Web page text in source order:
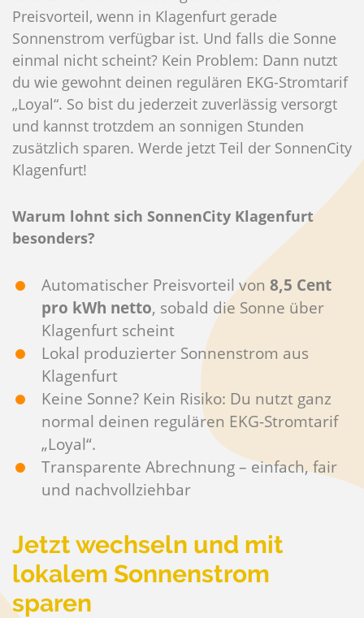
Preisvorteil, wenn in Klagenfurt gerade
Sonnenstrom verfügbar ist. Und falls die Sonne
einmal nicht scheint? Kein Problem: Dann nutzt
du wie gewohnt deinen regulären EKG-Stromtarif
„Loyal“. So bist du jederzeit zuverlässig versorgt
und kannst trotzdem an sonnigen Stunden
zusätzlich sparen. Werde jetzt Teil der SonnenCity
Klagenfurt!
Warum lohnt sich SonnenCity Klagenfurt
besonders?
Automatischer Preisvorteil von 8,5 Cent
pro kWh netto, sobald die Sonne über
Klagenfurt scheint
Lokal produzierter Sonnenstrom aus
Klagenfurt
Keine Sonne? Kein Risiko: Du nutzt ganz
normal deinen regulären EKG-Stromtarif
„Loyal“.
Transparente Abrechnung – einfach, fair
und nachvollziehbar
Jetzt wechseln und mit
lokalem Sonnenstrom
sparen